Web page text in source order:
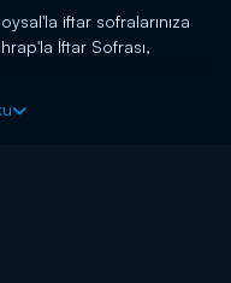
iftar sofralarınıza
İftar Sofrası,